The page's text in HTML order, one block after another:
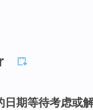
日期等待考虑或